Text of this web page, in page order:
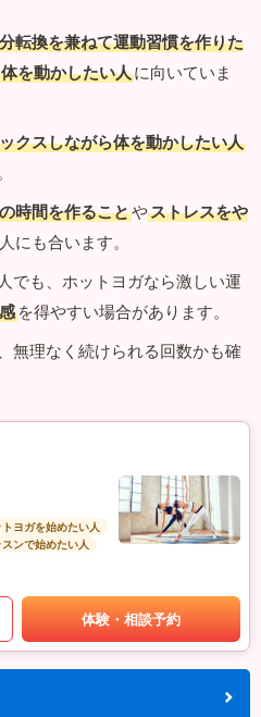
転換を兼ねて運動習慣を作りた
を動かしたい人に向いていま
クスしながら体を動かしたい人
時間を作ることやストレスをや
にも合います。
でも、ホットヨガなら激しい運
を得やすい場合があります。
無理なく続けられる回数かも確
ヨガを始めたい人
ンで始めたい人
体験・相談予約